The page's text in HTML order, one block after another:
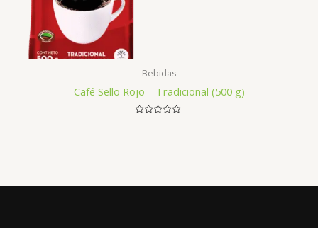
Bebidas
Café Sello Rojo – Tradicional (500 g)